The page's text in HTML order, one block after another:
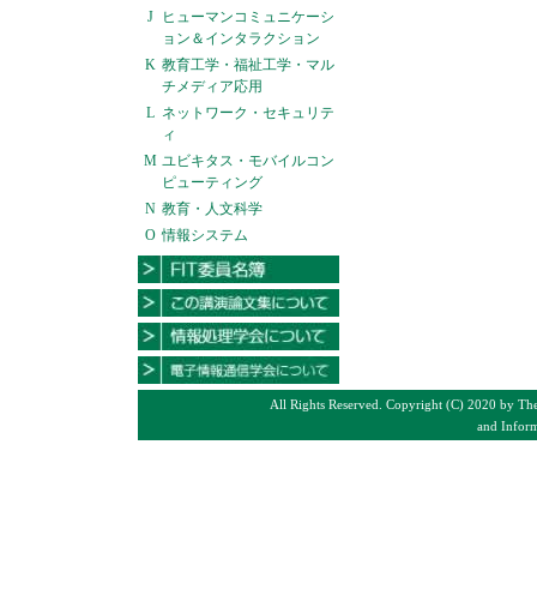
J
ヒューマンコミュニケーシ
ョン＆インタラクション
K 教育工学・福祉工学・マル
チメディア応用
L ネットワーク・セキュリテ
ィ
M ユビキタス・モバイルコン
ピューティング
N 教育・人文科学
O 情報システム
All Rights Reserved. Copyright (C) 2020 by
and